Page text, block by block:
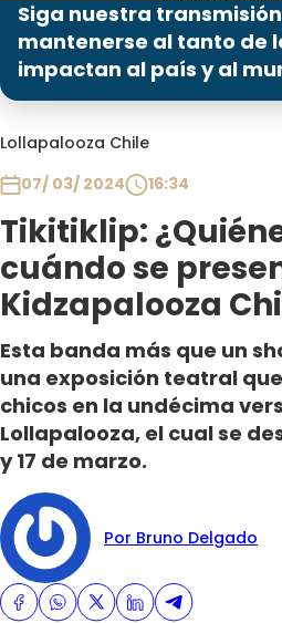
Siga nuestra
mantenerse al tanto de
impactan al país y al
Lollapalooza Chile
07/ 03/ 2024
16:34
Tikitiklip:
cuándo se
Kidzapalooza
Esta banda más que un
una exposición teatral
chicos en la undécima
Lollapalooza, el cual se
y 17 de marzo.
Por Bruno Delgado
Programas
Contigo en Directo
Plan Perfecto
El Tiempo
Sabingo
Todos Los Programas